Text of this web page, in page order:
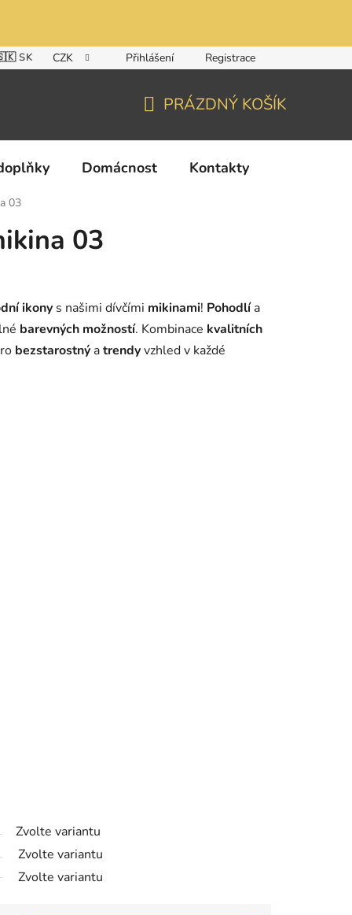
SK CZK Přihlášení Registrace
KOŠÍK
PRÁZDNÝ KOŠÍK
Domácnost Kontakty
03
03
ikony s našimi dívčími mikinami! Pohodlía
barevných možností. Kombinace kvalitních
bezstarostný atrendyvzhled v každé
Zvolte variantu
Zvolte variantu
Zvolte variantu